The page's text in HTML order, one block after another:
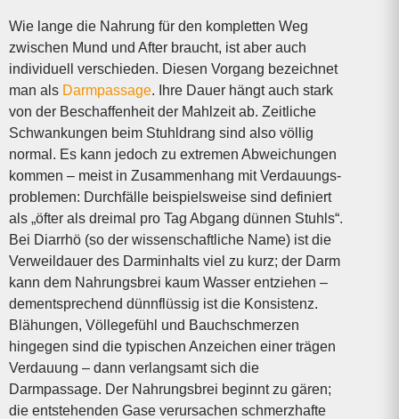
Wie lange die Nahrung für den kompletten Weg
zwischen Mund und After braucht, ist aber auch
individuell verschieden. Diesen Vorgang bezeichnet
man als Darmpassage. Ihre Dauer hängt auch stark
von der Beschaffenheit der Mahlzeit ab. Zeitliche
Schwankungen beim Stuhldrang sind also völlig
normal. Es kann jedoch zu extremen Abweichungen
kommen – meist in Zusammenhang mit Verdauungs­
problemen: Durchfälle beispielsweise sind definiert
als „öfter als dreimal pro Tag Abgang dünnen Stuhls“.
Bei Diarrhö (so der wissen­schaftliche Name) ist die
Verweildauer des Darminhalts viel zu kurz; der Darm
kann dem Nahrungsbrei kaum Wasser entziehen –
dem­entsprechend dünnflüssig ist die Konsistenz.
Blähungen, Völlegefühl und Bauchschmerzen
hingegen sind die typischen Anzeichen einer trägen
Verdauung – dann verlangsamt sich die
Darmpassage. Der Nahrungsbrei beginnt zu gären;
die entstehenden Gase verursachen schmerzhafte